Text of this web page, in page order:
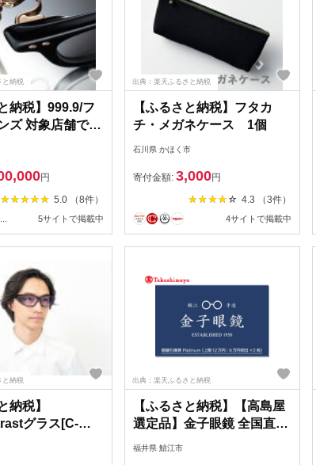
と納税
納税】999.9/フ
ズ 対象店舗で使
換券（6万円相
引換券 チケッ
鏡 高級めが
眼鏡 レン
ラス ふるさと
ふるさと納税
円
5.0 （8件）
5サイトで掲載中
出典：楽天ふるさと納税
【ふるさと納税】フタカ
チ・メガネケース 1個
石川県 かほく市
寄付金額:3,000円
4.3 （3件）
4サイトで掲載中
と納税
納税】
グラス[C-
出典：楽天ふるさと納税
【ふるさと納税】【高島屋
選定品】金子眼鏡 全国直営
店で使える 眼鏡引換券
福井県 鯖江市